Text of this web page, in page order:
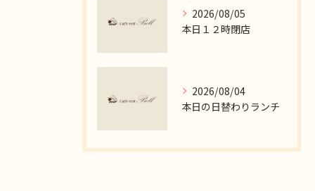
2026/08/05
本日１２時閉店
2026/08/04
本日の日替わりランチ